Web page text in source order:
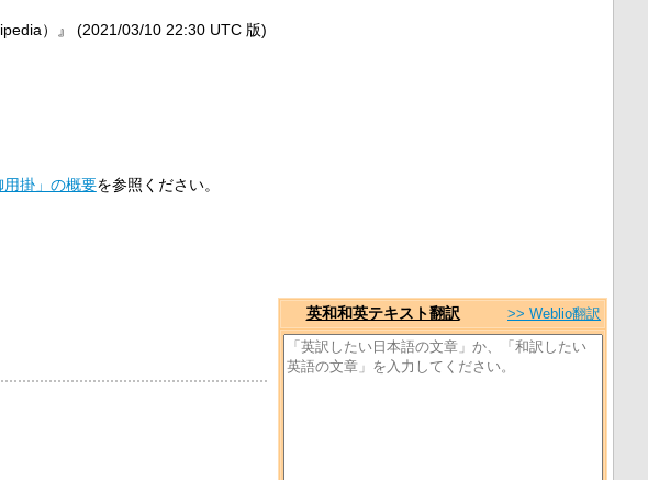
）』 (2021/03/10 22:30 UTC 版)
用掛」の概要を参照ください。
英和和英テキスト翻訳 >> Weblio翻訳